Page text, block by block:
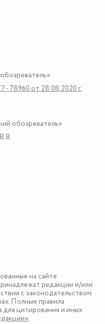
78960 от 28.08.2020 г.
обозреватель»
на сайте
редакции и/или
с законодательством
Полные правила
для цитирования и иных
.